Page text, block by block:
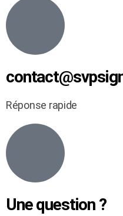
Réponse rapide
Une question ?